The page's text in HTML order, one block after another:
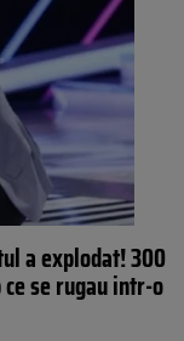
a explodat! 300
se rugau intr-o